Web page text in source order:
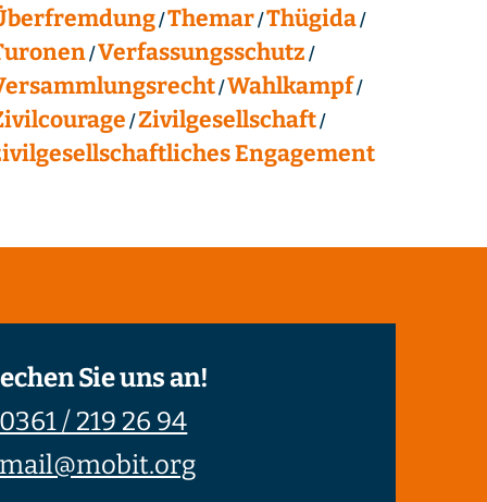
Themar Thügida
Verfassungsschutz
Wahlkampf
Zivilgesellschaft
Engagement
Sie uns an!
0361 / 219 26 94
mail@mobit.org